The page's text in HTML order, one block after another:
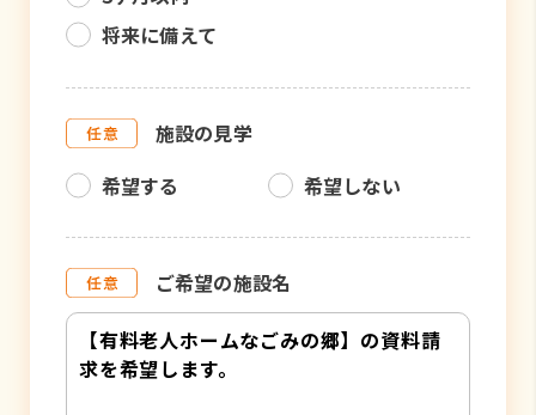
将来に備えて
施設の見学
希望する
希望しない
ご希望の施設名